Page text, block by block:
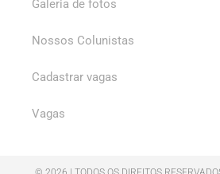
Galeria de fotos
Nossos Colunistas
Cadastrar vagas
Vagas